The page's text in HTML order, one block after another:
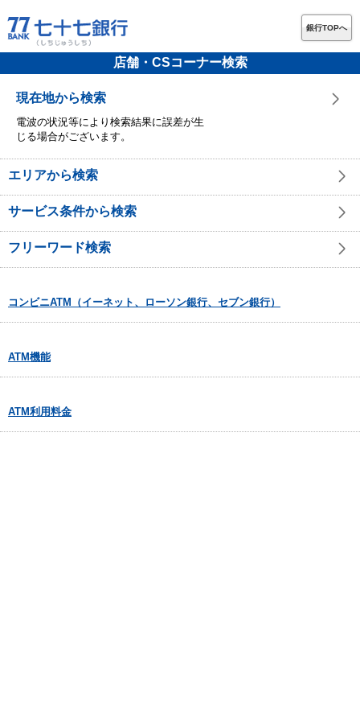
銀行TOPへ
店舗・CSコーナー検索
現在地から検索
電波の状況等により検索結果に誤差が生
じる場合がございます。
エリアから検索
サービス条件から検索
フリーワード検索
コンビニATM（イーネット、ローソン銀行、セブン銀行）
ATM機能
ATM利用料金